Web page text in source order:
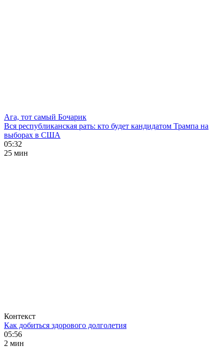
Ага, тот самый Бочарик
Вся республиканская рать: кто будет кандидатом Трампа на
выборах в США
05:32
25 мин
Контекст
Как добиться здорового долголетия
05:56
2 мин